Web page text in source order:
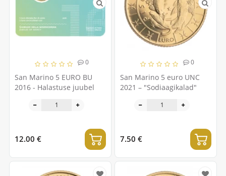
0
San Marino 5 EURO BU
2016 - Halastuse juubel
12.00 €
0
San Marino 5 euro UNC
2021 – "Sodiaagikalad"
7.50 €